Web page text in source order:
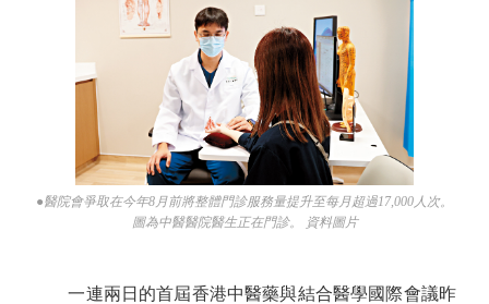
●醫院會爭取在今年8月前將整體門診服務量提升至每月超過17,000人次。
圖為中醫醫院醫生正在門診。 資料圖片
一連兩日的首屆香港中醫藥與結合醫學國際會議昨